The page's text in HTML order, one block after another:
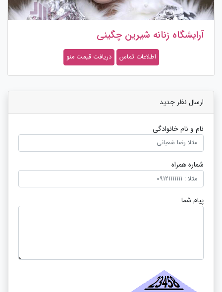
آرایشگاه زنانه شیرین چگینی
اطلاعات تماس دریافت قیمت منو
ارسال نظر جدید
نام و نام خانوادگی
شماره همراه
پیام شما